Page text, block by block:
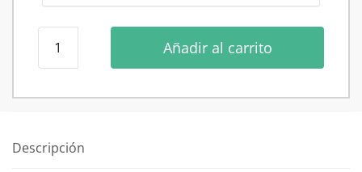
plastico
con
azul
Añadir al carrito
Descripción